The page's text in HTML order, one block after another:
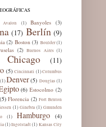
Avalon (1) Banyoles (3)
(17) Berlín (9)
(2) Boston (3) Boulder (1)
(2) Buenos Aires (1)
Chicago (11)
(5) Cincinnati (1) Columbus
(1)Denver (5) Douglas (1)
(6) Estocolmo (2)
(5) Florencia (2) Fort Benton
(1) Ginebra (1) Gmunden
(1) Hamburgo (4)
(1)Ingolstadt (1) Kansas City